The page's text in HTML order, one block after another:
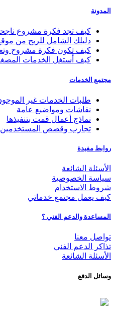
المدونة
كيف تجد فكرة مشروع
دليلك الشامل للربح من
كيف تكون فكرة مشروح
كيف أستغل الخدمات
مجتمع الخدمات
طلبات الخدمات غير
نقاشات ومواضيع عامة
نماذج أعمال قمت بتنفيذها
تجارب وقصص المستخدمين
روابط مفيدة
الأسئلة الشائعة
سياسة الخصوصية
شروط الاستخدام
كيف يعمل مجتمع خدماتي
المساعدة والدعم الفني ؟
تواصل معنا
تذاكر الدعم الفني
الأسئلة الشائعة
وسائل الدفع